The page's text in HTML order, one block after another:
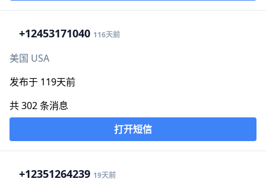
+12453171040 116天前
美国 USA
发布于 119天前
共 302 条消息
打开短信
+12351264239 19天前